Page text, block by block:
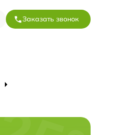
Заказать звонок